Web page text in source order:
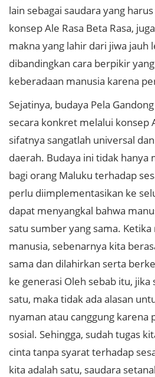
lain sebagai saudara yang
konsep Ale Rasa Beta Rasa,
makna yang lahir dari jiwa jauh
dibandingkan cara berpikir
keberadaan manusia karena
Sejatinya, budaya Pela
secara konkret melalui konsep
sifatnya sangatlah universal
daerah. Budaya ini tidak hanya
bagi orang Maluku terhadap
perlu diimplementasikan ke
dapat menyangkal bahwa
satu sumber yang sama.
manusia, sebenarnya kita
sama dan dilahirkan serta
ke generasi Oleh sebab itu, jika
satu, maka tidak ada alasan
nyaman atau canggung karena
sosial. Sehingga, sudah tugas
cinta tanpa syarat terhadap
kita adalah satu, saudara